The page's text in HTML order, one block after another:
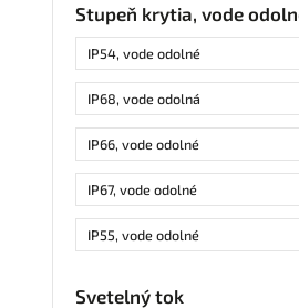
16 x 3W
48
16
4 x 10W
153
41 x 3W
30 x 3W
Stupeň krytia, vode
IP54, vode odolné
IP68, vode odolná
IP66, vode odolné
IP67, vode odolné
IP55, vode odolné
Svetelný tok